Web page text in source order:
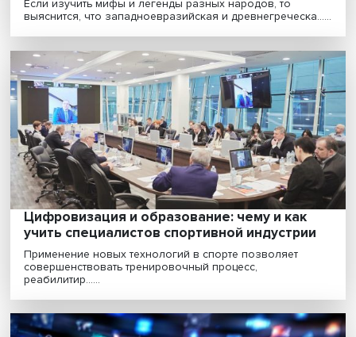
Великой Отечественной войны и как власти боро......
«ВШЭ действительно уникальное место,
здесь осуществляется взаимодействие
разных религий»
Россия демонстрирует пример межнационального и
межрелигиозного согласия, который может стать